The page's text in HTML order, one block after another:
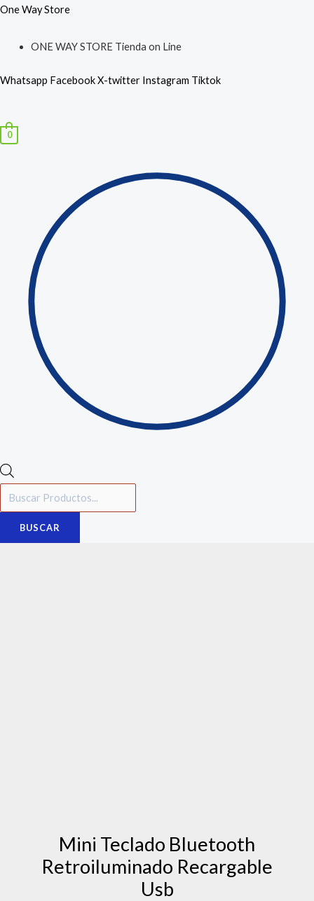
Ir
contenido
One Way Store
ONE WAY STORE Tienda on Line
Whatsapp FacebookX-twitter Instagram Tiktok
0
Búsqueda
productos
BUSCAR
Mini Teclado Bluetooth
Retroiluminado Recargable
Usb
Mini
Bluetooth
Recargable